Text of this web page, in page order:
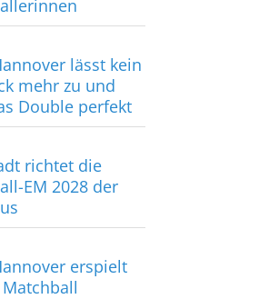
lässt kein
mehr zu und
Double perfekt
richtet die
EM 2028 der
erspielt